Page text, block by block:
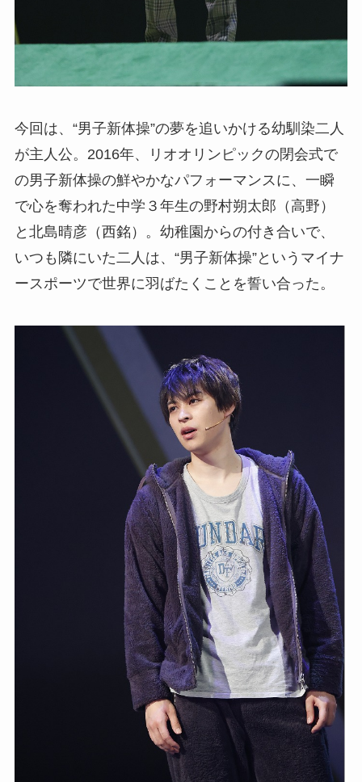
今回は、“男子新体操”の夢を追いかける幼馴染二人
が主人公。2016年、リオオリンピックの閉会式で
の男子新体操の鮮やかなパフォーマンスに、一瞬
で心を奪われた中学３年生の野村朔太郎（高野）
と北島晴彦（西銘）。幼稚園からの付き合いで、
いつも隣にいた二人は、“男子新体操”というマイナ
ースポーツで世界に羽ばたくことを誓い合った。